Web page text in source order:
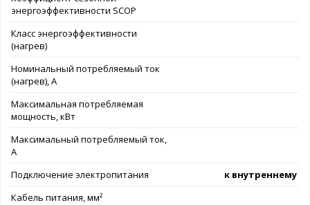
энергоэффективности SCOP
Класс энергоэффективности
(нагрев)
Номинальный потребляемый ток
(нагрев), А
Максимальная потребляемая
мощность, кВт
Максимальный потребляемый ток,
А
Подключение электропитания
к внутреннему
Кабель питания, мм²